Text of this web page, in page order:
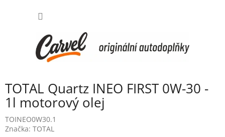
TOTAL Quartz INEO FIRST 0W-30 -
1l motorový olej
TOINEO0W30.1
Značka: TOTAL